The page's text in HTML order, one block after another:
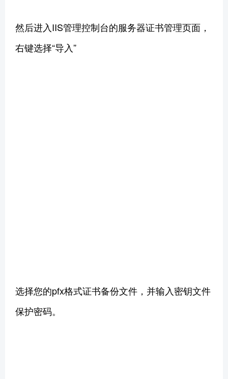
然后进入IIS管理控制台的服务器证书管理页面，
右键选择“导入”
选择您的pfx格式证书备份文件，并输入密钥文件
保护密码。